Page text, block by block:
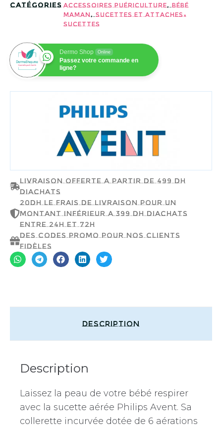
Catégories Accessoires puériculture,Bébé
Maman,Sucettes et Attaches-
sucettes
Dermo Shop Online
Passez votre commande en
ligne?
PHILPS AVENT
Livraison offerte a partir de 499 dh
d'achats
20dh le frais de livraison pour un
montant inférieur a 399 dh d'achats
entre 24h et 72h
Des codes promo pour nos clients
fidèles
Description
Description
Laissez la peau de votre bébé respirer
avec la sucette aérée Philips Avent. Sa
collerette incurvée dotée de 6 aérations